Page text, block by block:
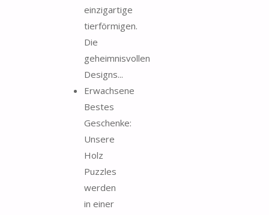
einzigartige
tierförmigen.
Die
geheimnisvollen
Designs...
Erwachsene
Bestes
Geschenke:
Unsere
Holz
Puzzles
werden
in einer